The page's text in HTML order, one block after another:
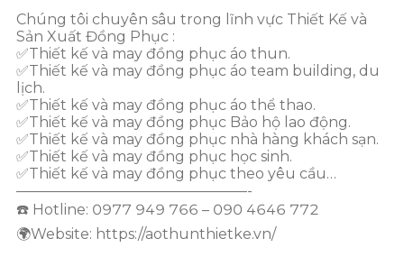
Chúng tôi chuyên sâu trong lĩnh vực Thiết Kế và
Sản Xuất Đồng Phục :
✅Thiết kế và may đồng phục áo thun.
✅Thiết kế và may đồng phục áo team building, du
lịch.
✅Thiết kế và may đồng phục áo thể thao.
✅Thiết kế và may đồng phục Bảo hộ lao động.
✅Thiết kế và may đồng phục nhà hàng khách sạn.
✅Thiết kế và may đồng phục học sinh.
✅Thiết kế và may đồng phục theo yêu cầu…
————————————————-
☎️ Hotline: 0977 949 766 – 090 4646 772
🌍Website: https://aothunthietke.vn/